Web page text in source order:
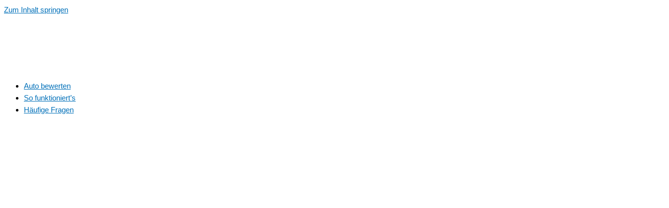
Zum Inhalt springen
Auto bewerten
So funktioniert’s
Häufige Fragen